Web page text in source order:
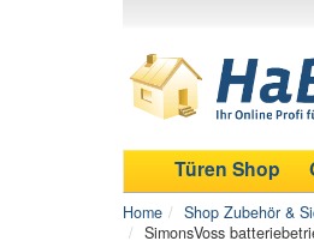
Türen Shop
Home Shop Zubehör &
SimonsVoss